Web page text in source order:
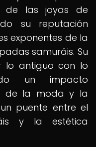
de las joyas de
su reputación
exponentes de la
samuráis. Su
lo antiguo con lo
un impacto
de la moda y la
puente entre el
y la estética